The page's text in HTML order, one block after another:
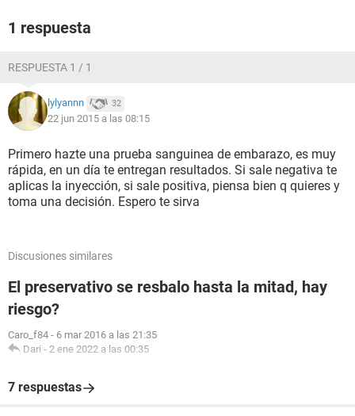
1 respuesta
RESPUESTA 1 / 1
lylyannn 32
22 jun 2015 a las 08:15
Primero hazte una prueba sanguinea de embarazo, es muy
rápida, en un día te entregan resultados. Si sale negativa te
aplicas la inyección, si sale positiva, piensa bien q quieres y
toma una decisión. Espero te sirva
Discusiones similares
El preservativo se resbalo hasta la mitad, hay
riesgo?
Caro_f84 - 6 mar 2016 a las 21:35
Dari - 2 ene 2022 a las 00:35
7 respuestas